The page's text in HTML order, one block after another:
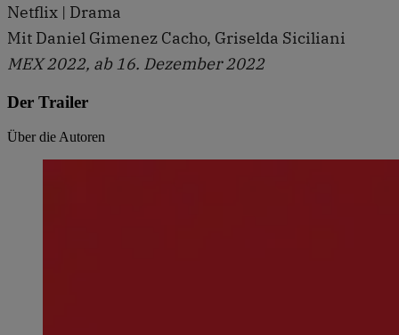
Netflix | Drama
Mit Daniel Gimenez Cacho, Griselda Siciliani
MEX 2022, ab 16. Dezember 2022
Der Trailer
Über die Autoren